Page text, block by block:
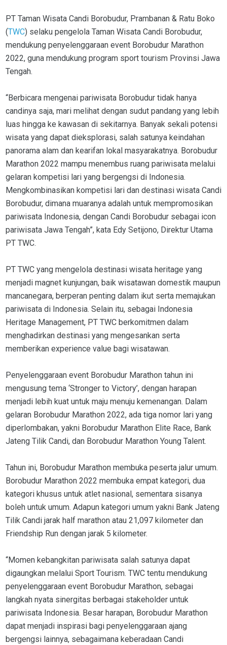
PT Taman Wisata Candi Borobudur, Prambanan & Ratu Boko
(TWC) selaku pengelola Taman Wisata Candi Borobudur,
mendukung penyelenggaraan event Borobudur Marathon
2022, guna mendukung program sport tourism Provinsi Jawa
Tengah.
“Berbicara mengenai pariwisata Borobudur tidak hanya
candinya saja, mari melihat dengan sudut pandang yang lebih
luas hingga ke kawasan di sekitarnya. Banyak sekali potensi
wisata yang dapat dieksplorasi, salah satunya keindahan
panorama alam dan kearifan lokal masyarakatnya. Borobudur
Marathon 2022 mampu menembus ruang pariwisata melalui
gelaran kompetisi lari yang bergengsi di Indonesia.
Mengkombinasikan kompetisi lari dan destinasi wisata Candi
Borobudur, dimana muaranya adalah untuk mempromosikan
pariwisata Indonesia, dengan Candi Borobudur sebagai icon
pariwisata Jawa Tengah”, kata Edy Setijono, Direktur Utama
PT TWC.
PT TWC yang mengelola destinasi wisata heritage yang
menjadi magnet kunjungan, baik wisatawan domestik maupun
mancanegara, berperan penting dalam ikut serta memajukan
pariwisata di Indonesia. Selain itu, sebagai Indonesia
Heritage Management, PT TWC berkomitmen dalam
menghadirkan destinasi yang mengesankan serta
memberikan experience value bagi wisatawan.
Penyelenggaraan event Borobudur Marathon tahun ini
mengusung tema ‘Stronger to Victory’, dengan harapan
menjadi lebih kuat untuk maju menuju kemenangan. Dalam
gelaran Borobudur Marathon 2022, ada tiga nomor lari yang
diperlombakan, yakni Borobudur Marathon Elite Race, Bank
Jateng Tilik Candi, dan Borobudur Marathon Young Talent.
Tahun ini, Borobudur Marathon membuka peserta jalur umum.
Borobudur Marathon 2022 membuka empat kategori, dua
kategori khusus untuk atlet nasional, sementara sisanya
boleh untuk umum. Adapun kategori umum yakni Bank Jateng
Tilik Candi jarak half marathon atau 21,097 kilometer dan
Friendship Run dengan jarak 5 kilometer.
“Momen kebangkitan pariwisata salah satunya dapat
digaungkan melalui Sport Tourism. TWC tentu mendukung
penyelenggaraan event Borobudur Marathon, sebagai
langkah nyata sinergitas berbagai stakeholder untuk
pariwisata Indonesia. Besar harapan, Borobudur Marathon
dapat menjadi inspirasi bagi penyelenggaraan ajang
bergengsi lainnya, sebagaimana keberadaan Candi